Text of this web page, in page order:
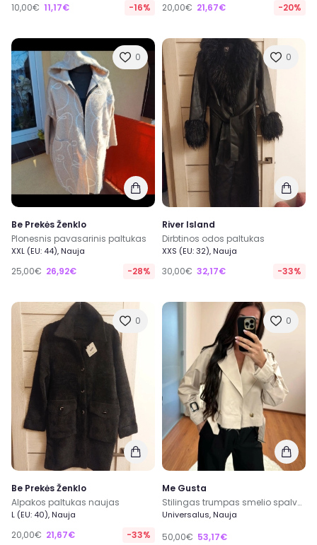
10,00€ 11,17€ -16% 20,00€ 21,67€ -20%
0
Be Prekės Ženklo
Plonesnis pavasarinis paltukas
XXL (EU: 44), Nauja
25,00€ 26,92€ -28%
0
River Island
Dirbtinos odos paltukas
XXS (EU: 32), Nauja
30,00€ 32,17€ -33%
0
Be Prekės Ženklo
Alpakos paltukas naujas
L (EU: 40), Nauja
20,00€ 21,67€ -33%
0
Me Gusta
Stilingas trumpas smelio spalvos lietpaltis (Cropped Trench)
Universalus, Nauja
50,00€ 53,17€